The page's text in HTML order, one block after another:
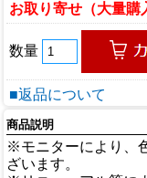
お取り寄せ（大量購
数量
■返品について
商品説明
※モニターにより、
ざいます。